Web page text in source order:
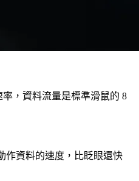
，資料流量是標準滑鼠的 8
作資料的速度，比眨眼還快